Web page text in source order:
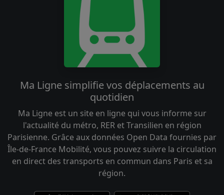
Ma Ligne simplifie vos déplacements au
quotidien
Ma Ligne est un site en ligne qui vous informe sur
l'actualité du métro, RER et Transilien en région
Parisienne. Grâce aux données Open Data fournies par
Île-de-France Mobilité, vous pouvez suivre la circulation
en direct des transports en commun dans Paris et sa
région.